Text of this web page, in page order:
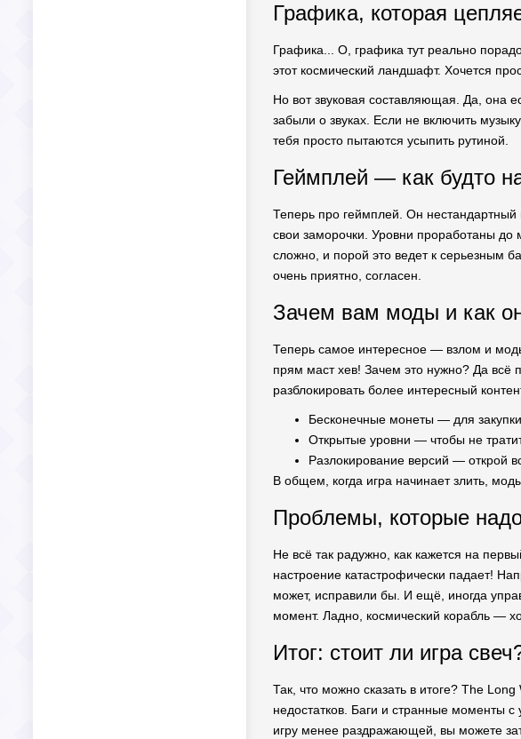
Графика, которая
Графика... О, графика тут реально
этот космический ландшафт. Хочется
Но вот звуковая составляющая. Да, она
забыли о звуках. Если не включить
тебя просто пытаются усыпить рутиной.
Геймплей — как будто
Теперь про геймплей. Он
свои заморочки. Уровни проработаны
сложно, и порой это ведет к серьезным
очень приятно, согласен.
Зачем вам моды и как
Теперь самое интересное — взлом и
прям маст хев! Зачем это нужно? Да всё
разблокировать более интересный
Бесконечные монеты — для закупки
Открытые уровни — чтобы не
Разлокирование версий — открой
В общем, когда игра начинает злить,
Проблемы, которые
Не всё так радужно, как кажется на
настроение катастрофически падает!
может, исправили бы. И ещё, иногда
момент. Ладно, космический корабль —
Итог: стоит ли игра
Так, что можно сказать в итоге? The
недостатков. Баги и странные моменты
игру менее раздражающей, вы можете